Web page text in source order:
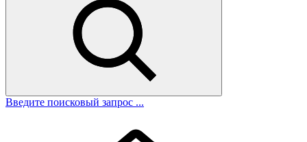
Введите поисковый запрос ...